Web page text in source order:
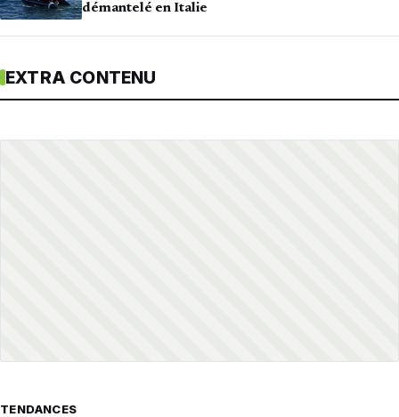
démantelé en Italie
EXTRA CONTENU
TENDANCES